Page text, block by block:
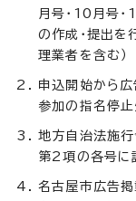
月号・10月号・
の作成・提出を
理業者を含む）
申込開始から
参加の指名停
地方自治法施
第2項の各号に
名古屋市広告